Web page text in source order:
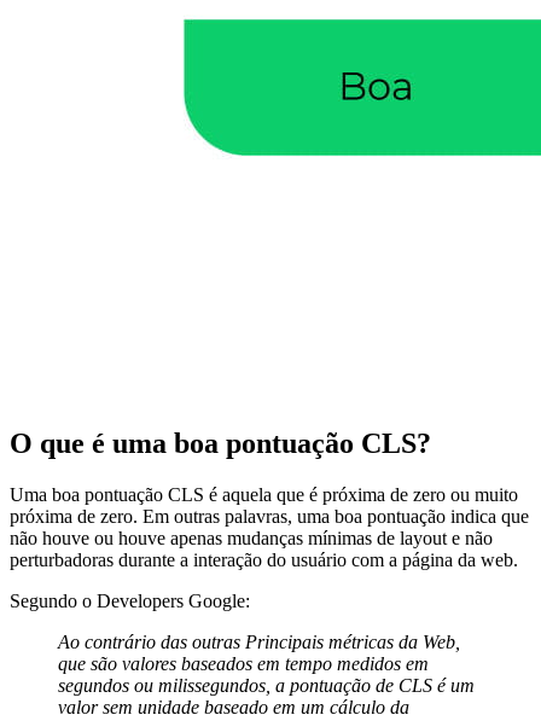
O que é uma boa pontuação CLS?
Uma boa pontuação CLS é aquela que é próxima de zero ou muito
próxima de zero. Em outras palavras, uma boa pontuação indica que
não houve ou houve apenas mudanças mínimas de layout e não
perturbadoras durante a interação do usuário com a página da web.
Segundo o Developers Google:
Ao contrário das outras Principais métricas da Web,
que são valores baseados em tempo medidos em
segundos ou milissegundos, a pontuação de CLS é um
valor sem unidade baseado em um cálculo da